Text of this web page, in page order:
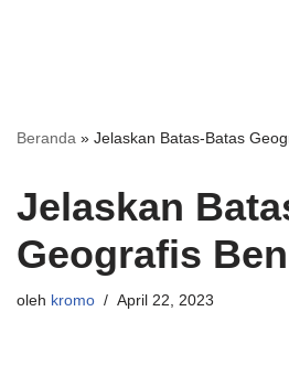
Beranda » Jelaskan Batas-Batas
Jelaskan
Geografis
oleh kromo April 22, 2023